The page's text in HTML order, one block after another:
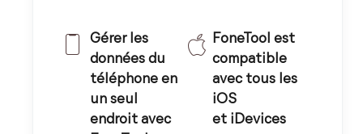
Gérer les
données du
téléphone en
un seul
endroit avec
FoneTool est
compatible
avec tous les
iOS
et iDevices